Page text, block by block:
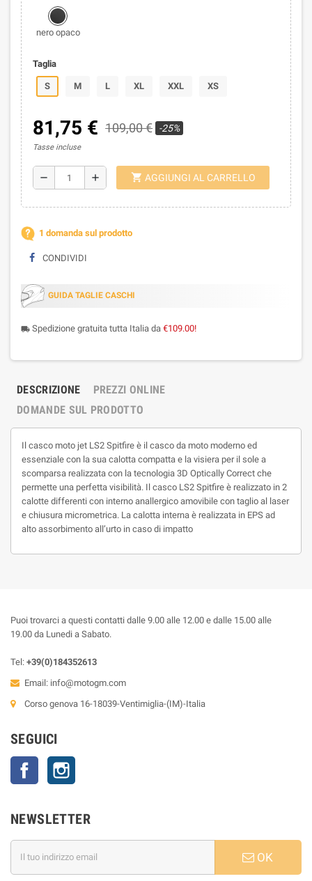
nero opaco
Taglia
S M L XL XXL XS
81,75 € 109,00 € -25%
Tasse incluse
remove add shopping_cart AGGIUNGI AL CARRELLO
1 domanda sul prodotto
CONDIVIDI
GUIDA TAGLIE CASCHI
local_shipping Spedizione gratuita tutta Italia da €109.00!
DESCRIZIONE
PREZZI ONLINE
DOMANDE SUL PRODOTTO
Il casco moto jet LS2 Spitfire è il casco da moto moderno ed
essenziale con la sua calotta compatta e la visiera per il sole a
scomparsa realizzata con la tecnologia 3D Optically Correct che
permette una perfetta visibilità. Il casco LS2 Spitfire è realizzato in 2
calotte differenti con interno anallergico amovibile con taglio al laser
e chiusura micrometrica. La calotta interna è realizzata in EPS ad
alto assorbimento all’urto in caso di impatto
Puoi trovarci a questi contatti dalle 9.00 alle 12.00 e dalle 15.00 alle
19.00 da Lunedi a Sabato.
Tel: +39(0)184352613
Email: info@motogm.com
Corso genova 16-18039-Ventimiglia-(IM)-Italia
SEGUICI
Facebook
NEWSLETTER
OK